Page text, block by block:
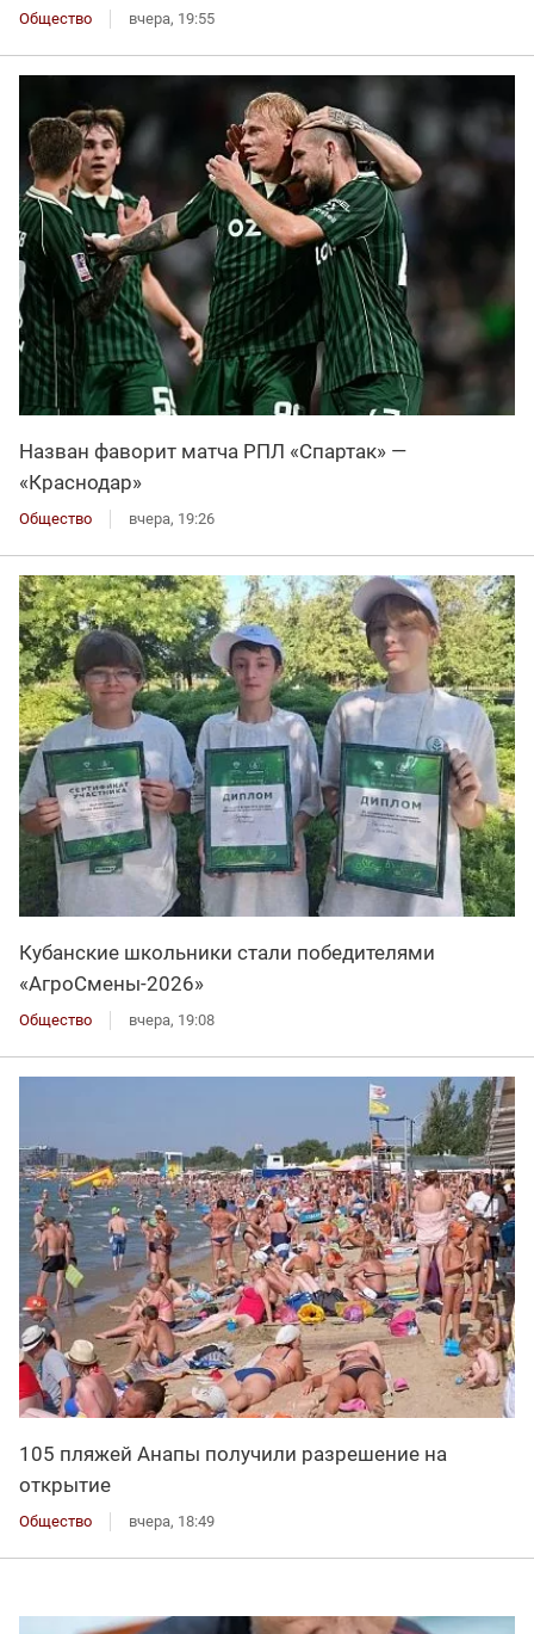
Общество вчера, 19:55
Назван фаворит матча РПЛ «Спартак» —
«Краснодар»
Общество вчера, 19:26
Кубанские школьники стали победителями
«АгроСмены-2026»
Общество вчера, 19:08
105 пляжей Анапы получили разрешение на
открытие
Общество вчера, 18:49